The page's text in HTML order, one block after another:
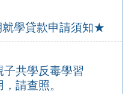
學貸款申請須知★
共學反毒學習
請查照。